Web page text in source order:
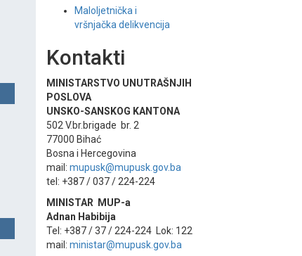
Maloljetnička i
vršnjačka delikvencija
Kontakti
MINISTARSTVO UNUTRAŠNJIH
POSLOVA
UNSKO-SANSKOG KANTONA
502 V.br.brigade br. 2
77000 Bihać
Bosna i Hercegovina
mail: mupusk@mupusk.gov.ba
tel: +387 / 037 / 224-224
MINISTAR MUP-a
Adnan Habibija
Tel: +387 / 37 / 224-224 Lok: 122
mail: ministar@mupusk.gov.ba